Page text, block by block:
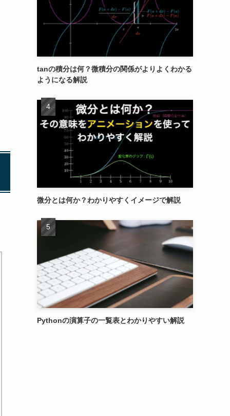
tanの積分は何？微積分の関係がよりよくわかる
ようになる解説
微分とは何か？わかりやすくイメージで解説
Pythonの演算子の一覧表とわかりやすい解説